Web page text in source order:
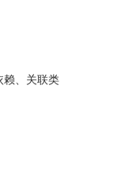
赖、关联类